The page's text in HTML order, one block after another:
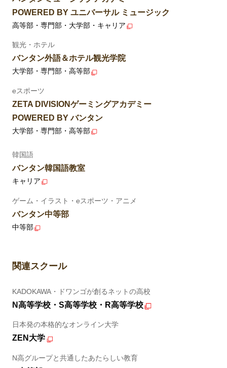
POWERED BY ユニバーサル ミュージック
高等部・専門部・大学部・キャリア
観光・ホテル
バンタン外語＆ホテル観光学院
大学部・専門部・高等部
eスポーツ
ZETA DIVISIONゲーミングアカデミー
POWERED BY バンタン
大学部・専門部・高等部
韓国語
バンタン韓国語教室
キャリア
ゲーム・イラスト・eスポーツ・アニメ
バンタン中等部
中等部
関連スクール
KADOKAWA・ドワンゴが創るネットの高校
N高等学校・S高等学校・R高等学校
日本発の本格的なオンライン大学
ZEN大学
N高グループと共通したあたらしい教育